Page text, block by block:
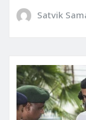
Satvik